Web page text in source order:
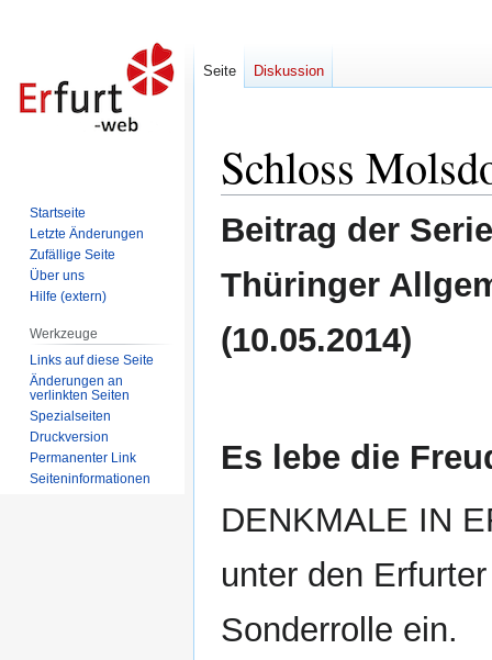
Navigation
springen
Suche
springen
Schloss
Beitrag der
Thüringer
(10.05.2014)
Es lebe die
DENKMALE IN
unter den
Sonderrolle ein.
Seite Diskussion
Startseite
Letzte Änderungen
Zufällige Seite
Über uns
Hilfe (extern)
Werkzeuge
Links auf diese Seite
Änderungen an
verlinkten Seiten
Spezialseiten
Druckversion
Permanenter Link
Seiten­informationen